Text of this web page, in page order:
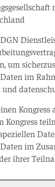
um
im
und
Kongress
Kongress
im
ihrer